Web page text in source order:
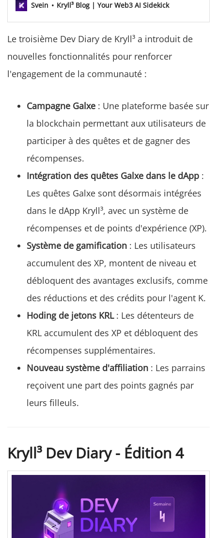
projet. Comme vous le savez, notre communauté
l’engagement de …
Svein Kryll³ Blog | Your Web3 AI Sidekick
Le troisième Dev Diary de Kryll³ a introduit de
nouvelles fonctionnalités pour renforcer
l'engagement de la communauté :
Campagne Galxe : Une plateforme basée sur
la blockchain permettant aux utilisateurs de
participer à des quêtes et de gagner des
récompenses.
Intégration des quêtes Galxe dans le dApp :
Les quêtes Galxe sont désormais intégrées
dans le dApp Kryll³, avec un système de
récompenses et de points d'expérience (XP).
Système de gamification : Les utilisateurs
accumulent des XP, montent de niveau et
débloquent des avantages exclusifs, comme
des réductions et des crédits pour l'agent K.
Hoding de jetons KRL: Les détenteurs de
KRL accumulent des XP et débloquent des
récompenses supplémentaires.
Nouveau système d'affiliation : Les parrains
reçoivent une part des points gagnés par
leurs filleuls.
Kryll³ Dev Diary - Édition 4